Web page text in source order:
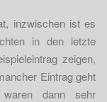
inzwischen ist es
in den letzte
zeigen,
Eintrag geht
dann sehr